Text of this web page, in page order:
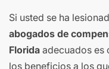
Si usted se ha
abogados de
Florida adecuados es
los beneficios a los